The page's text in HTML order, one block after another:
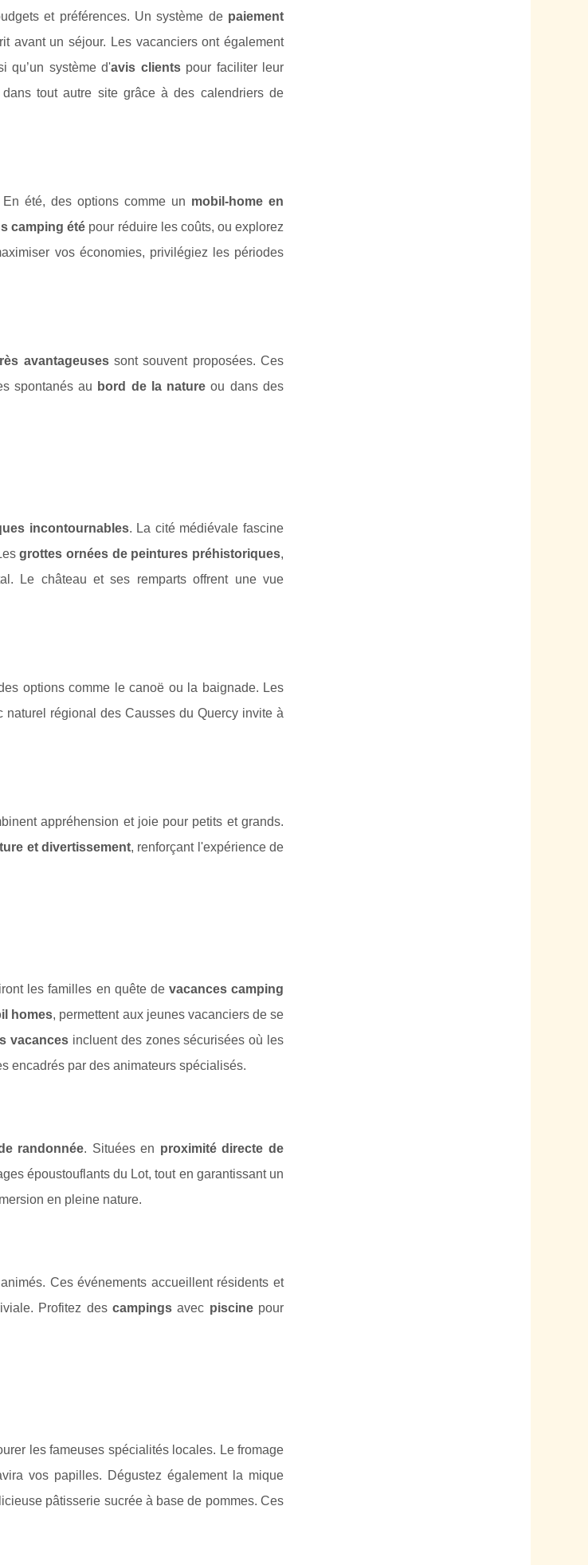
et préférences. Un système de paiement
avant un séjour. Les vacanciers ont également
qu’un système d'avis clientspour faciliter leur
tout autre site grâce à des calendriers de
été, des options comme un mobil-home en
camping été pour réduire les coûts, ou explorez
vos économies, privilégiez les périodes
avantageusessont souvent proposées. Ces
spontanés au bord de la nature ou dans des
incontournables. La cité médiévale fascine
grottes ornées de peintures préhistoriques,
Le château et ses remparts offrent une vue
options comme le canoë ou la baignade. Les
régional des Causses du Quercy invite à
appréhension et joie pour petits et grands.
et divertissement, renforçant l'expérience de
les familles en quête de vacances camping
homes, permettent aux jeunes vacanciers de se
vacances incluent des zones sécurisées où les
encadrés par des animateurs spécialisés.
randonnée. Situées en proximité directe de
époustouflants du Lot, tout en garantissant un
en pleine nature.
Ces événements accueillent résidents et
Profitez des campingsavec piscinepour
les fameuses spécialités locales. Le fromage
vos papilles. Dégustez également la mique
pâtisserie sucrée à base de pommes. Ces